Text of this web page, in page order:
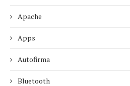
Apache
Apps
Autofirma
Bluetooth